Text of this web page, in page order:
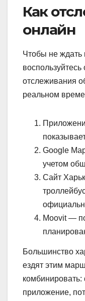
Как
онлайн
Чтобы не ждать
отслеживания
реальном
Google
учетом
Сайт
Moovit —
Большинство
ездят этим
комбинировать:
приложение,